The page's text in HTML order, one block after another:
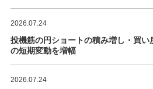
2026.07.24
投機筋の円ショートの積み増し・買
の短期変動を増幅
2026.07.24